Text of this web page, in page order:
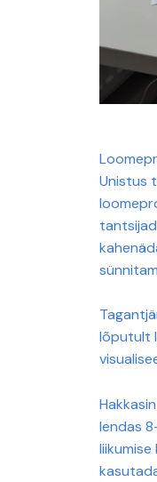
Unistus
lõputult
lendas